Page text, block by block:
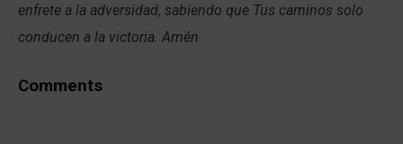
enfrete a la adversidad, sabiendo que Tus caminos solo
conducen a la victoria. Amén
Comments